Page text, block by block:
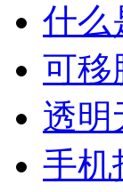
什么
可移
透明
手机